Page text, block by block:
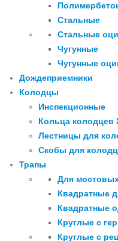
Стальные
Стальные
Чугунные
Чугунные
Дождеприемники
Колодцы
Инспекционные
Кольца
Лестницы для
Скобы для
Трапы
Для
Квадратные
Квадратные
Круглые с
Круглые с